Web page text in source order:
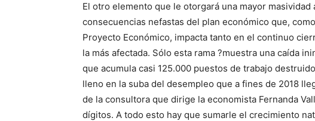
El otro elemento que le otorgará una mayor masividad
consecuencias nefastas del plan económico que,
Proyecto Económico, impacta tanto en el continuo
la más afectada. Sólo esta rama ?muestra una caída
que acumula casi 125.000 puestos de trabajo
lleno en la suba del desempleo que a fines de 2018
de la consultora que dirige la economista Fernanda
dígitos. A todo esto hay que sumarle el crecimiento